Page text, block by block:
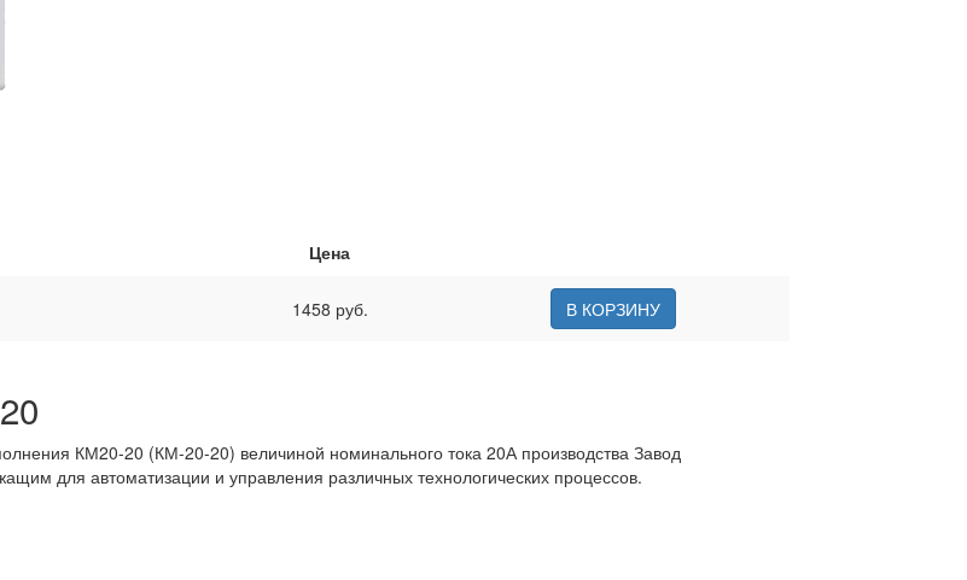
Цена
1458 руб. В КОРЗИНУ
КМ20-20 (КМ-20-20) величиной номинального тока 20А производства Завод
для автоматизации и управления различных технологических процессов.